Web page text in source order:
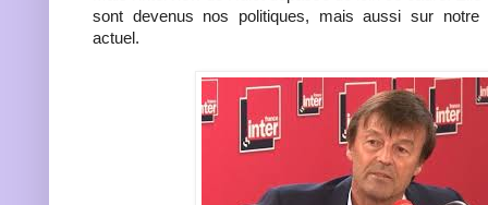
sont devenus nos politiques, mais aussi sur notre
actuel.